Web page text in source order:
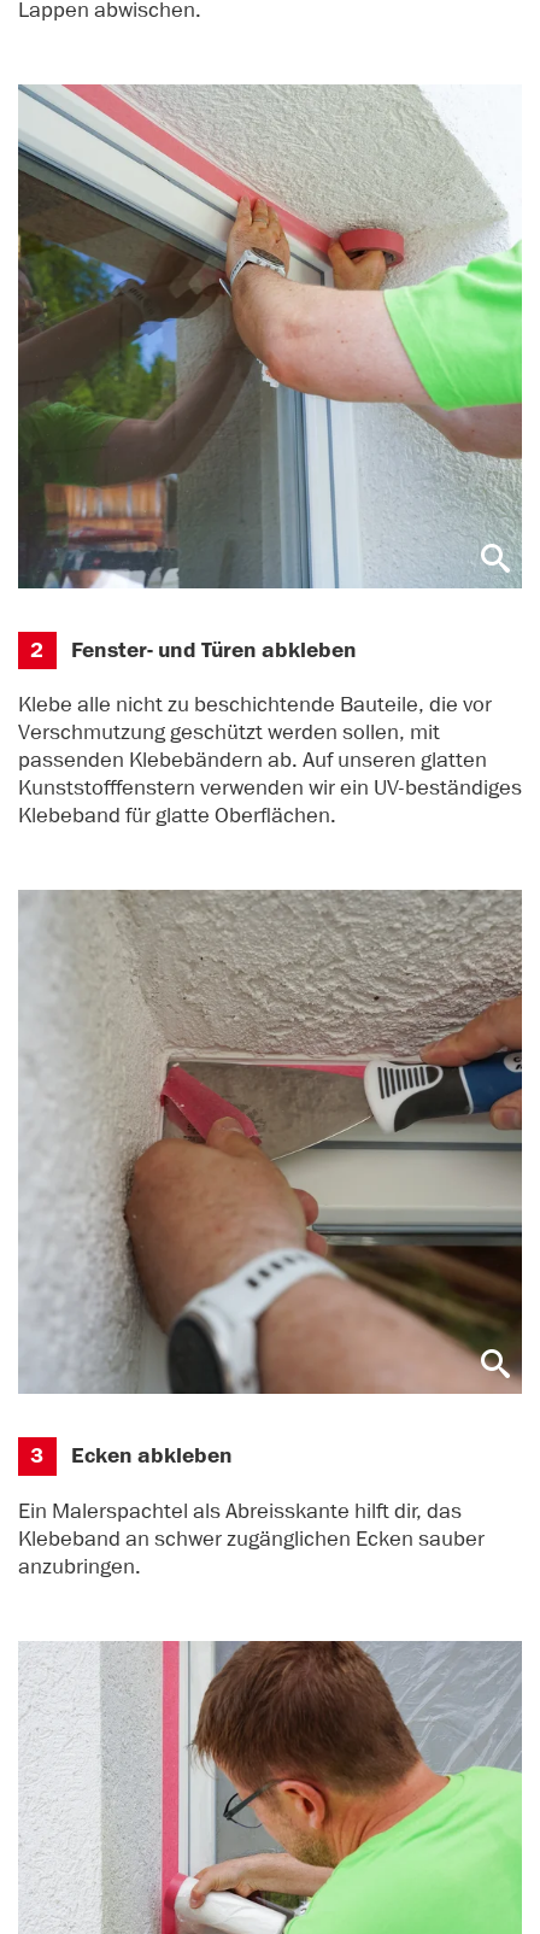
Lappen abwischen.
2 Fenster- und Türen abkleben
Klebe alle nicht zu beschichtende Bauteile, die vor
Verschmutzung geschützt werden sollen, mit
passenden Klebebändern ab. Auf unseren glatten
Kunststofffenstern verwenden wir ein UV-beständiges
Klebeband für glatte Oberflächen.
3 Ecken abkleben
Ein Malerspachtel als Abreisskante hilft dir, das
Klebeband an schwer zugänglichen Ecken sauber
anzubringen.